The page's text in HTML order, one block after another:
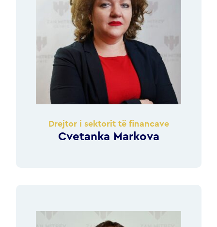
Drejtor i sektorit të financave
Cvetanka Markova